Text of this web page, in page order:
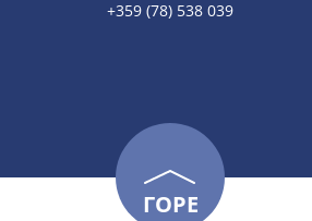
+359 (78) 538 039
ГОРЕ